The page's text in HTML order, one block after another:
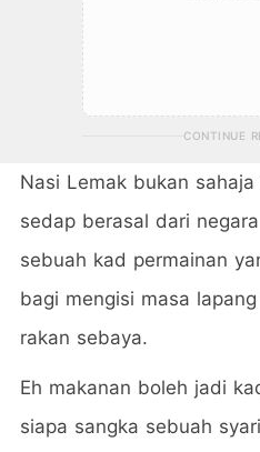
CONTINUE
Nasi Lemak bukan
sedap berasal dari
sebuah kad permainan
bagi mengisi masa
rakan sebaya.
Eh makanan boleh jadi
siapa sangka sebuah